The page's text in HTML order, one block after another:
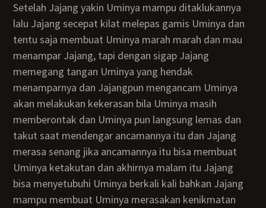
Setelah Jajang yakin Uminya mampu ditaklukannya
lalu Jajang secepat kilat melepas gamis Uminya dan
tentu saja membuat Uminya marah marah dan mau
menampar Jajang, tapi dengan sigap Jajang
memegang tangan Uminya yang hendak
menamparnya dan Jajangpun mengancam Uminya
akan melakukan kekerasan bila Uminya masih
memberontak dan Uminya pun langsung lemas dan
takut saat mendengar ancamannya itu dan Jajang
merasa senang jika ancamannya itu bisa membuat
Uminya ketakutan dan akhirnya malam itu Jajang
bisa menyetubuhi Uminya berkali kali bahkan Jajang
mampu membuat Uminya merasakan kenikmatan